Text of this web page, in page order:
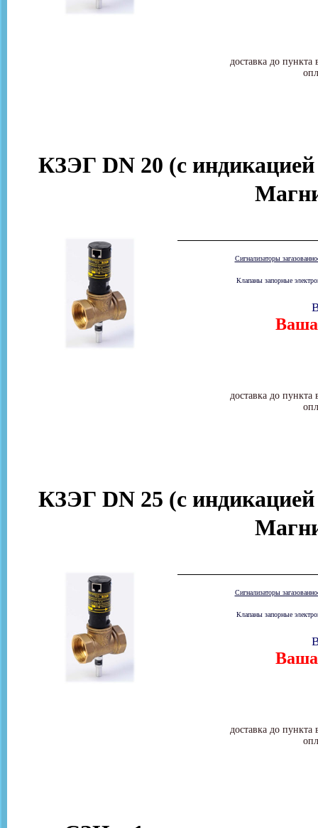
доставка до
КЗЭГ DN 20 (с
Сигнализаторы
Клапаны запорные
Ваша
доставка до
КЗЭГ DN 25 (с
Сигнализаторы
Клапаны запорные
Ваша
доставка до